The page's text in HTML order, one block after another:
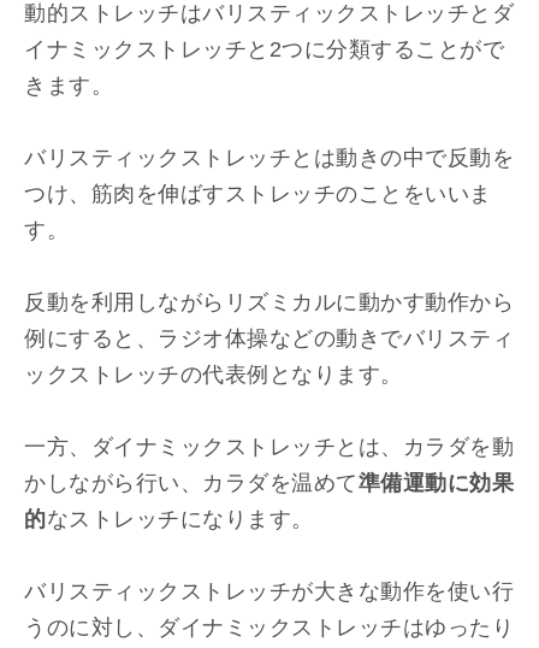
動的ストレッチはバリスティックストレッチとダ
イナミックストレッチと2つに分類することがで
きます。
バリスティックストレッチとは動きの中で反動を
つけ、筋肉を伸ばすストレッチのことをいいま
す。
反動を利用しながらリズミカルに動かす動作から
例にすると、ラジオ体操などの動きでバリスティ
ックストレッチの代表例となります。
一方、ダイナミックストレッチとは、カラダを動
かしながら行い、カラダを温めて準備運動に効果
的なストレッチになります。
バリスティックストレッチが大きな動作を使い行
うのに対し、ダイナミックストレッチはゆったり